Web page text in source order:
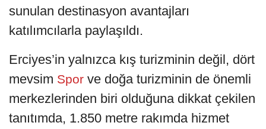
sunulan destinasyon avantajları
katılımcılarla paylaşıldı.
Erciyes’in yalnızca kış turizminin değil, dört
mevsim Spor ve doğa turizminin de önemli
merkezlerinden biri olduğuna dikkat çekilen
tanıtımda, 1.850 metre rakımda hizmet